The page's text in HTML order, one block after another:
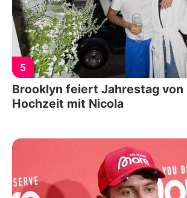
5
Brooklyn feiert Jahrestag
Hochzeit mit Nicola